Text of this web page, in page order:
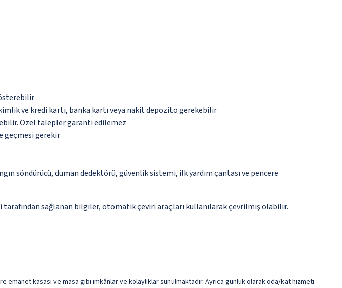
ve kredi kartı, banka kartı veya nakit depozito gerekebilir
Özel talepler garanti edilemez
geçmesi gerekir
söndürücü, duman dedektörü, güvenlik sistemi, ilk yardım çantası ve pencere
tarafından sağlanan bilgiler, otomatik çeviri araçları kullanılarak çevrilmiş olabilir.
kasası ve masa gibi imkânlar ve kolaylıklar sunulmaktadır. Ayrıca günlük olarak oda/kat hizmeti